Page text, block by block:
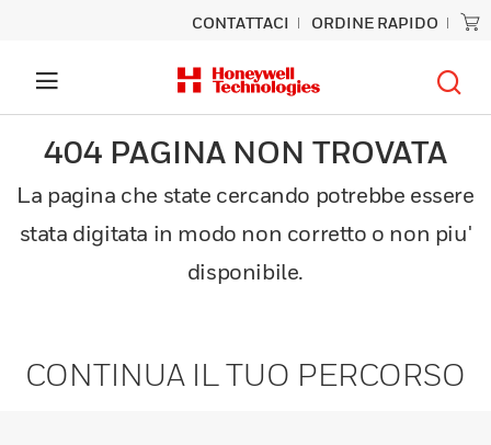
CONTATTACI ORDINE RAPIDO
404 PAGINA NON TROVATA
La pagina che state cercando potrebbe essere
stata digitata in modo non corretto o non piu'
disponibile.
CONTINUA IL TUO PERCORSO